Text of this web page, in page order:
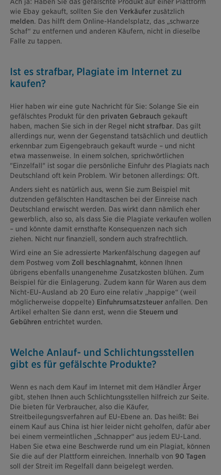
wie Ebay gekauft, sollten Sie den Verkäufer zusätzlich
melden. Das hilft dem Online-Handelsplatz, das „schwarze
Schaf“ zu entfernen und anderen Käufern, nicht in dieselbe
Falle zu tappen.
Ist es strafbar, Plagiate im Internet zu
kaufen?
Hier haben wir eine gute Nachricht für Sie: Solange Sie ein
gefälschtes Produkt für den privaten Gebrauch gekauft
haben, machen Sie sich in der Regel nicht strafbar. Das gilt
allerdings nur, wenn der Gegenstand tatsächlich und deutlich
erkennbar zum Eigengebrauch gekauft wurde – und nicht
etwa massenweise. In einem solchen, sprichwörtlichen
"Einzelfall" ist sogar die persönliche Einfuhr des Plagiats nach
Deutschland oft kein Problem. Wir betonen allerdings: Oft.
Anders sieht es natürlich aus, wenn Sie zum Beispiel mit
dutzenden gefälschten Handtaschen bei der Einreise nach
Deutschland erwischt werden. Das wirkt dann nämlich eher
gewerblich, also so, als dass Sie die Plagiate verkaufen wollen
– und könnte damit ernsthafte Konsequenzen nach sich
ziehen. Nicht nur finanziell, sondern auch strafrechtlich.
Wird eine an Sie adressierte Markenfälschung dagegen auf
dem Postweg vom Zoll beschlagnahmt, können Ihnen
übrigens ebenfalls unangenehme Zusatzkosten blühen. Zum
Beispiel für die Einlagerung. Zudem kann für Waren aus dem
Nicht-EU-Ausland ab 20 Euro eine relativ „happige“ (weil
möglicherweise doppelte) Einfuhrumsatzsteuer anfallen. Den
Artikel erhalten Sie dann erst, wenn die Steuern und
Gebühren entrichtet wurden.
Welche Anlauf- und Schlichtungsstellen
gibt es für gefälschte Produkte?
Wenn es nach dem Kauf im Internet mit dem Händler Ärger
gibt, stehen Ihnen auch Schlichtungsstellen hilfreich zur Seite.
Die bieten für Verbraucher, also die Käufer,
Streitbeilegungsverfahren auf EU-Ebene an. Das heißt: Bei
einem Kauf aus China ist hier leider nicht geholfen, dafür aber
bei einem vermeintlichen „Schnapper“ aus jedem EU-Land.
Haben Sie etwa eine Beschwerde rund um ein Plagiat, können
Sie die auf der Plattform einreichen. Innerhalb von 90 Tagen
soll der Streit im Regelfall dann beigelegt werden.